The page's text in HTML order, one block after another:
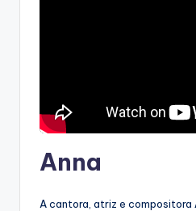
Anna
A cantora, atriz e compositora